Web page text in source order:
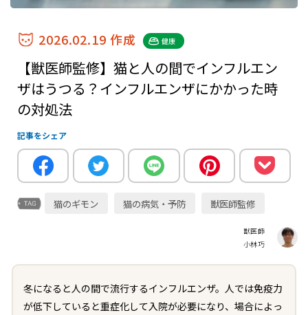
2026.02.19 作成 健康
【獣医師監修】猫と人の間でインフルエン
ザはうつる？インフルエンザにかかった時
の対処法
記事をシェア
猫のギモン 猫の病気・予防 獣医師監修
獣医師
小林巧
冬になると人の間で流行するインフルエンザ。人では免疫力
が低下していると重症化して入院が必要になり、場合によっ